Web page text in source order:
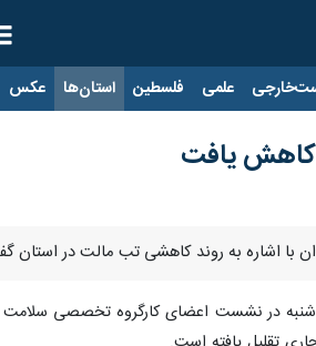
علمی فلسطین استان‌ها عکس
کاهش یافت